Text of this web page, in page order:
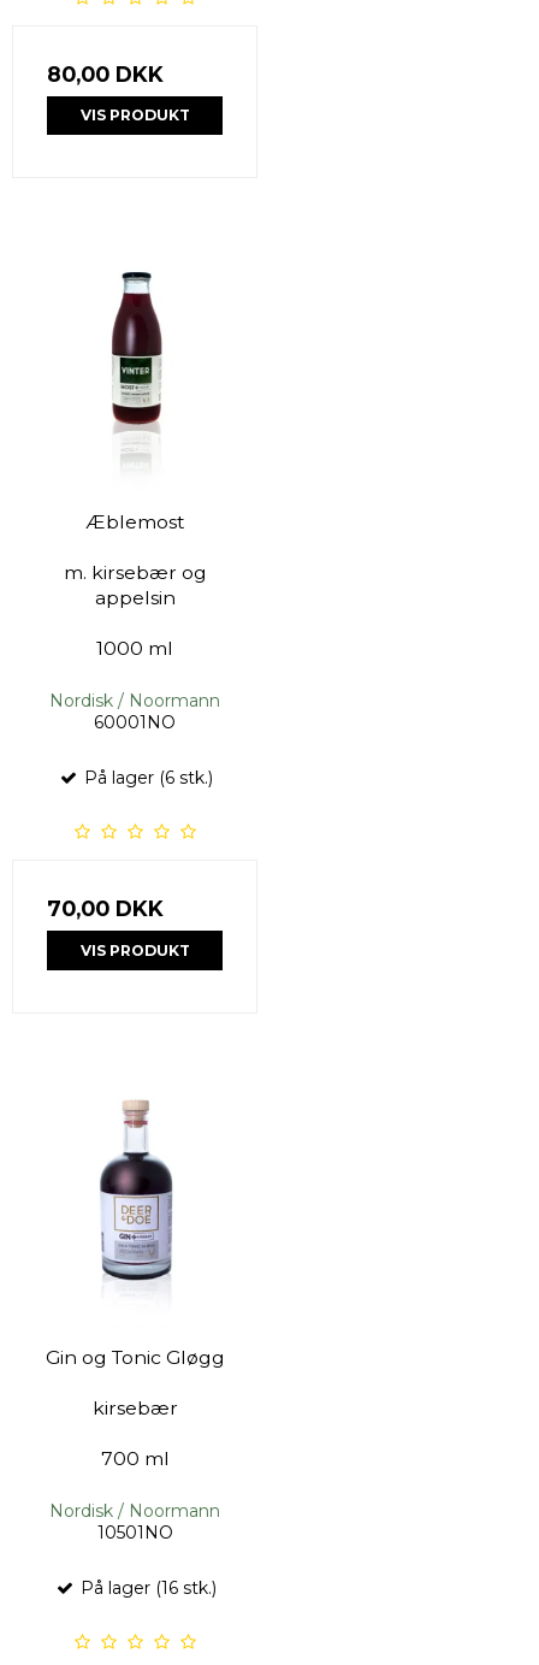
80,00 DKK
VIS PRODUKT
Æblemost
m. kirsebær og
appelsin
1000 ml
Nordisk / Noormann
60001NO
På lager (6 stk.)
70,00 DKK
VIS PRODUKT
Gin og Tonic Gløgg
kirsebær
700 ml
Nordisk / Noormann
10501NO
På lager (16 stk.)